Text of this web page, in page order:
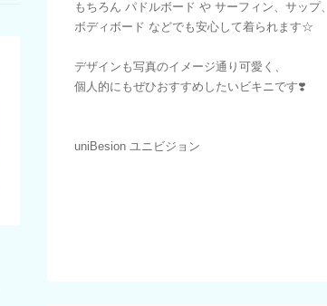
もちろん パドルボード や サーフィン、サップ、
ボディボード などでも安心して着られます☆
デザインも写真のイメージ通り可愛く、
個人的にもぜひおすすめしたいビキニです❣️
uniBesion ユニビジョン